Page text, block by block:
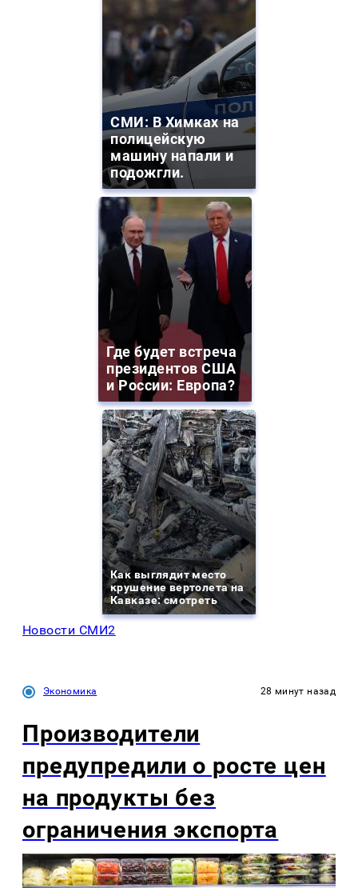
СМИ: В Химках на
полицейскую
машину напали и
подожгли.
Где будет встреча
президентов США
и России: Европа?
Как выглядит место
крушение вертолета на
Кавказе: смотреть
Новости СМИ2
Экономика 28 минут назад
Производители
предупредили о росте цен
на продукты без
ограничения экспорта